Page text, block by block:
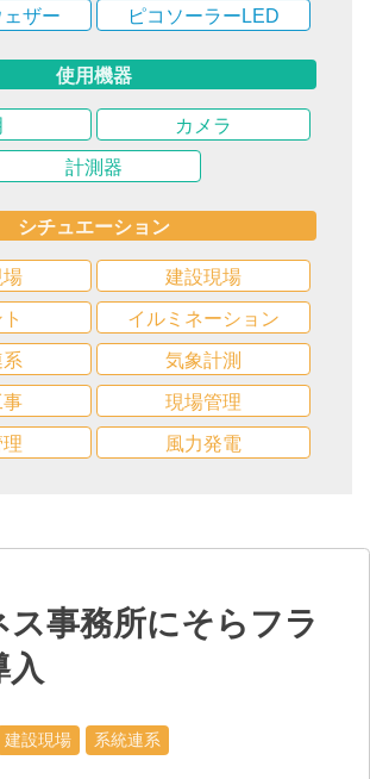
ザー ピコソーラーLED
使用機器
カメラ
計測器
シチュエーション
場 建設現場
イルミネーション
気象計測
事 現場管理
風力発電
ス事務所にそらフラ
入
建設現場 系統連系